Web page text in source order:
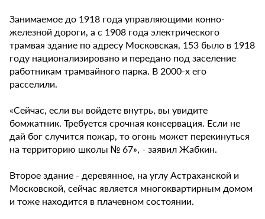
Занимаемое до 1918 года управляющими конно-
железной дороги, а с 1908 года электрического
трамвая здание по адресу Московская, 153 было в 1918
году национализировано и передано под заселение
работникам трамвайного парка. В 2000-х его
расселили.
«Сейчас, если вы войдете внутрь, вы увидите
бомжатник. Требуется срочная консервация. Если не
дай бог случится пожар, то огонь может перекинуться
на территорию школы № 67», - заявил Жабкин.
Второе здание - деревянное, на углу Астраханской и
Московской, сейчас является многоквартирным домом
и тоже находится в плачевном состоянии.